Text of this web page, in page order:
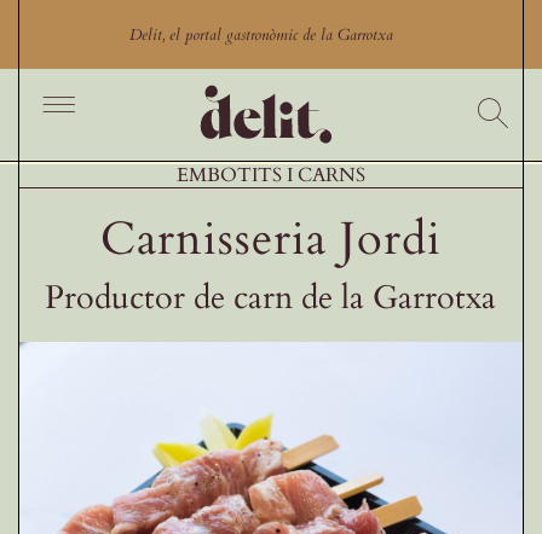
Delit, el portal gastronòmic de la Garrotxa
Toggle
Productes
Productors
Restaurants Garrotxa
Experiències gastronòmiques
Blog
EMBOTITS I CARNS
Carnisseria Jordi
Productor de carn de la Garrotxa